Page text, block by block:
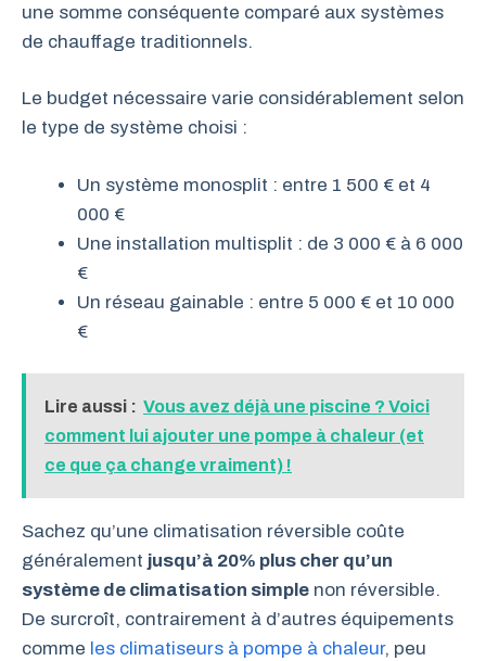
une somme conséquente comparé aux systèmes
de chauffage traditionnels.
Le budget nécessaire varie considérablement selon
le type de système choisi :
Un système monosplit : entre 1 500 € et 4
000 €
Une installation multisplit : de 3 000 € à 6 000
€
Un réseau gainable : entre 5 000 € et 10 000
€
Lire aussi : Vous avez déjà une piscine ? Voici
comment lui ajouter une pompe à chaleur (et
ce que ça change vraiment) !
Sachez qu’une climatisation réversible coûte
généralement jusqu’à 20% plus cher qu’un
système de climatisation simple non réversible.
De surcroît, contrairement à d’autres équipements
comme les climatiseurs à pompe à chaleur, peu